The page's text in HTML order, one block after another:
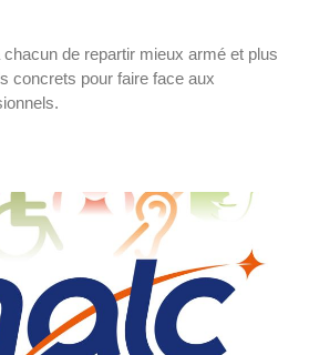
de repartir mieux armé et plus
concrets pour faire face aux